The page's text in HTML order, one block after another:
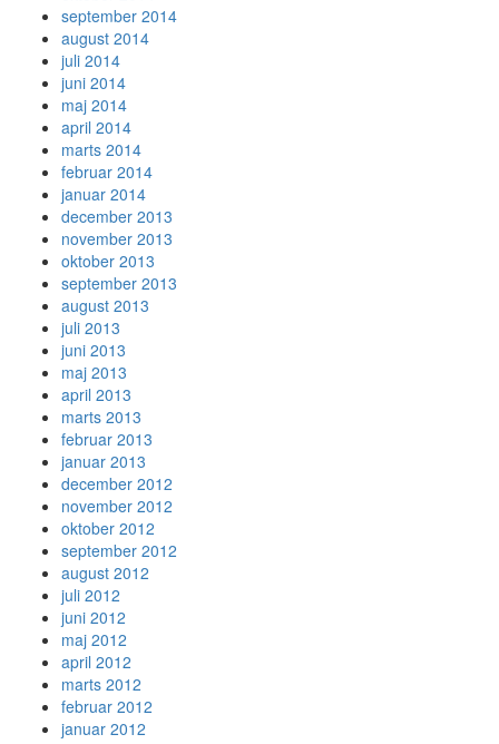
september 2014
august 2014
juli 2014
juni 2014
maj 2014
april 2014
marts 2014
februar 2014
januar 2014
december 2013
november 2013
oktober 2013
september 2013
august 2013
juli 2013
juni 2013
maj 2013
april 2013
marts 2013
februar 2013
januar 2013
december 2012
november 2012
oktober 2012
september 2012
august 2012
juli 2012
juni 2012
maj 2012
april 2012
marts 2012
februar 2012
januar 2012